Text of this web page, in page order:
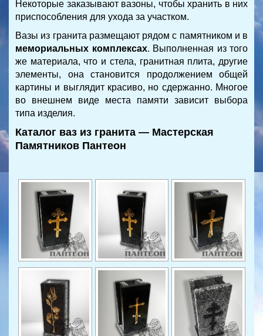
Некоторые заказывают вазоны, чтобы хранить в них
приспособления для ухода за участком.
Вазы из гранита размещают рядом с памятником и в
мемориальных комплексах. Выполненная из того
же материала, что и стела, гранитная плита, другие
элементы, она становится продолжением общей
картины и выглядит красиво, но сдержанно. Многое
во внешнем виде места памяти зависит выбора
типа изделия.
Каталог ваз из гранита — Мастерская
Памятников Пантеон